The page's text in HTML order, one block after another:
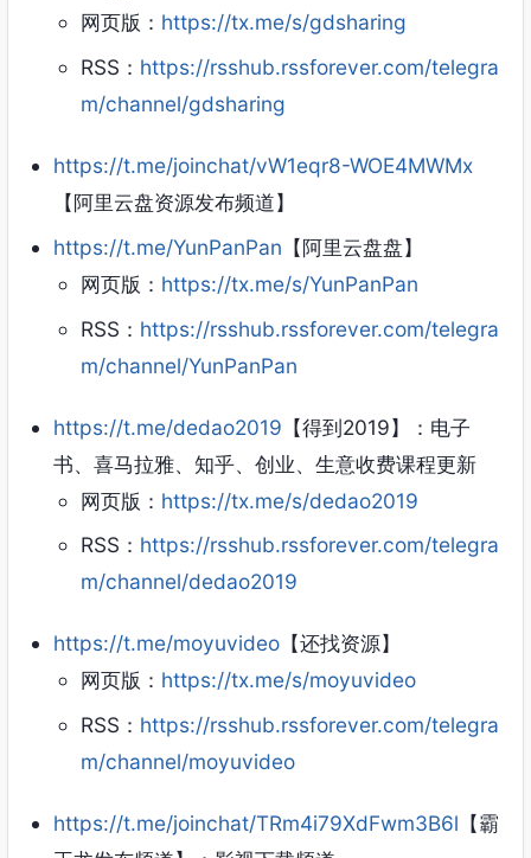
网页版： https://tx.me/s/gdsharing
RSS： https://rsshub.rssforever.com/telegra
m/channel/gdsharing
https://t.me/joinchat/vW1eqr8-WOE4MWMx
【阿里云盘资源发布频道】
https://t.me/YunPanPan 【阿里云盘盘】
网页版： https://tx.me/s/YunPanPan
RSS： https://rsshub.rssforever.com/telegra
m/channel/YunPanPan
https://t.me/dedao2019 【得到2019】：电子
书、喜马拉雅、知乎、创业、生意收费课程更新
网页版： https://tx.me/s/dedao2019
RSS： https://rsshub.rssforever.com/telegra
m/channel/dedao2019
https://t.me/moyuvideo 【还找资源】
网页版： https://tx.me/s/moyuvideo
RSS： https://rsshub.rssforever.com/telegra
m/channel/moyuvideo
https://t.me/joinchat/TRm4i79XdFwm3B6l 【霸